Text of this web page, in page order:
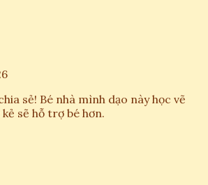
sẻ! Bé nhà mình dạo này học vẽ
sẽ hỗ trợ bé hơn.